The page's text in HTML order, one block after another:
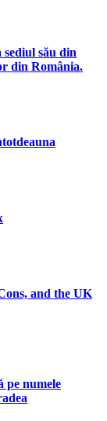
său din
din România.
and the UK
pe numele